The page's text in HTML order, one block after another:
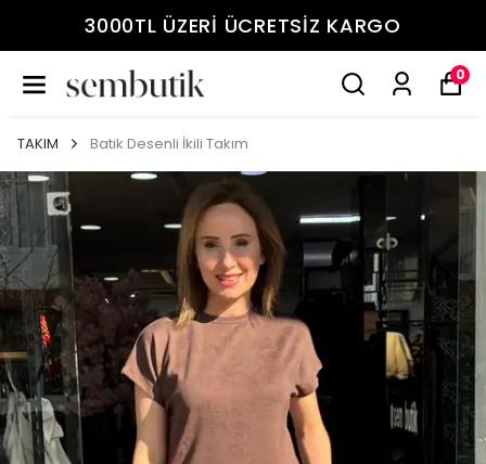
3000TL ÜZERİ ÜCRETSİZ KARGO
0
TAKIM Batik Desenli İkili Takım